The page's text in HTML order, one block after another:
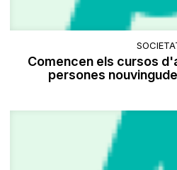
Comencen els cursos
persones